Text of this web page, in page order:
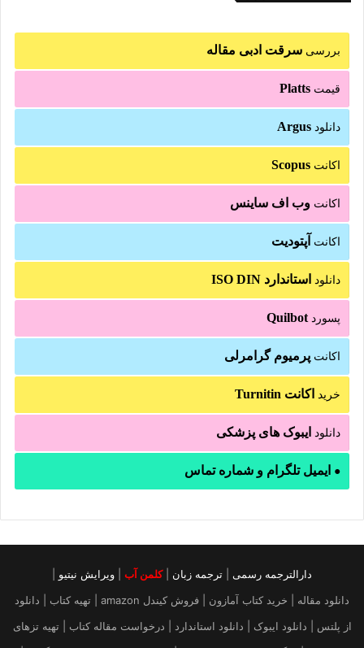
بررسی سرقت ادبی مقاله
قیمت Platts
دانلود Argus
اکانت Scopus
اکانت وب اف ساینس
اکانت آپتودیت
دانلود استاندارد ISO DIN
پسوردQuilbot
اکانت پرمیوم گرامرلی
خرید اکانت Turnitin
دانلود ایبوک های پزشکی
● ایمیل تلگرام و شماره تماس
دارالترجمه رسمی ترجمه زبان |کلمن آب ویرایش نیتیو
دانلود مقاله | خرید کتاب آمازون | فروش کیندل amazon | تهیه کتاب | دانلود
از پلتس | دانلود ایبوک | دانلود استاندارد | درخواست مقاله کتاب | تهیه تزهای